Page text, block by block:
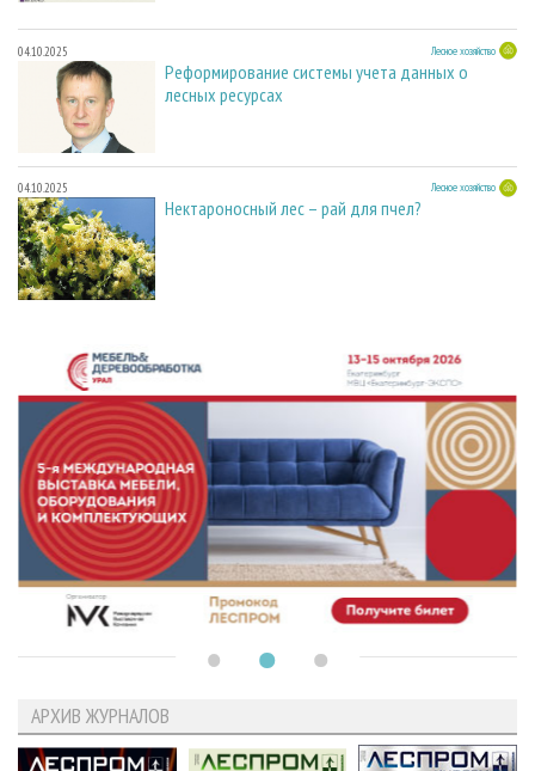
04.10.2025 Лесное хозяйство
Реформирование системы учета данных о
лесных ресурсах
04.10.2025 Лесное хозяйство
Нектароносный лес – рай для пчел?
АРХИВ ЖУРНАЛОВ